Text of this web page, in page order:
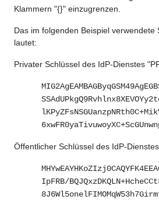
Klammern "{}" einzugrenzen.
Das im folgenden Beispiel verwendete
lautet:
Privater Schlüssel des IdP-Dienstes
Öffentlicher Schlüssel des IdP-
IpFRB/